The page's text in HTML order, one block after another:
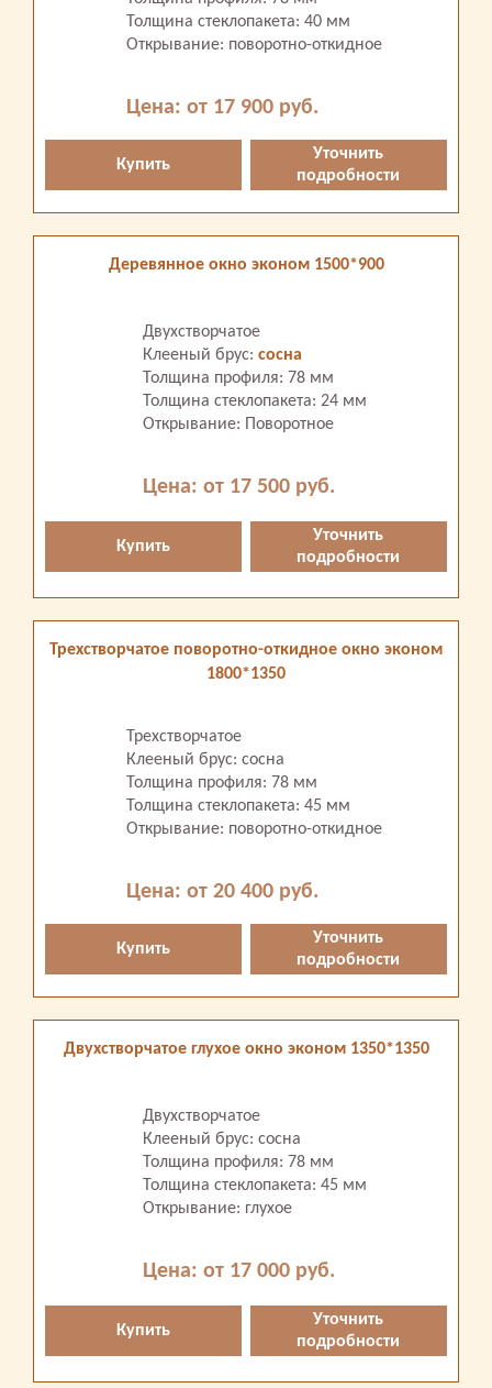
Толщина стеклопакета: 40 мм
Открывание: поворотно-откидное
Цена: от 17 900 руб.
Купить
Уточнить
подробности
Деревянное окно эконом 1500*900
Двухстворчатое
Клееный брус: сосна
Толщина профиля: 78 мм
Толщина стеклопакета: 24 мм
Открывание: Поворотное
Цена: от 17 500 руб.
Купить
Уточнить
подробности
Трехстворчатое поворотно-откидное окно эконом
1800*1350
Трехстворчатое
Клееный брус: сосна
Толщина профиля: 78 мм
Толщина стеклопакета: 45 мм
Открывание: поворотно-откидное
Цена: от 20 400 руб.
Купить
Уточнить
подробности
Двухстворчатое глухое окно эконом 1350*1350
Двухстворчатое
Клееный брус: сосна
Толщина профиля: 78 мм
Толщина стеклопакета: 45 мм
Открывание: глухое
Цена: от 17 000 руб.
Купить
Уточнить
подробности